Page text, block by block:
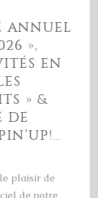
ANNUEL
»,
EN
» &
DE
le plaisir de
de notre